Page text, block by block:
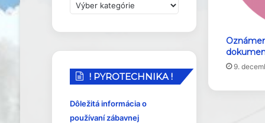
9.
r
p
y
! PYROTECHNIKA !
Dôležitá informácia o
používaní zábavnej